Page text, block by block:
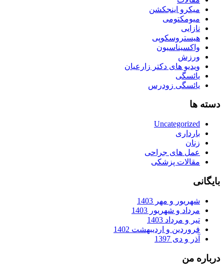
میکرو اینجکشن
میومکتومی
نازایی
هیستروسکوپی
واکسیناسیون
ورزش
ویدیو های دکتر زارعیان
یائسگی
یائسگی زودرس
دسته ها
Uncategorized
بارداری
زنان
عمل های جراحی
مقالات پزشکی
بایگانی
شهریور و مهر 1403
مرداد و شهریور 1403
تیر و مرداد 1403
فروردین و اردیبهشت 1402
آذر و دی 1397
درباره من